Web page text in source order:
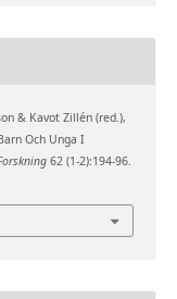
& Kavot Zillén (red.),
Och Unga I
62 (1-2):194-96.